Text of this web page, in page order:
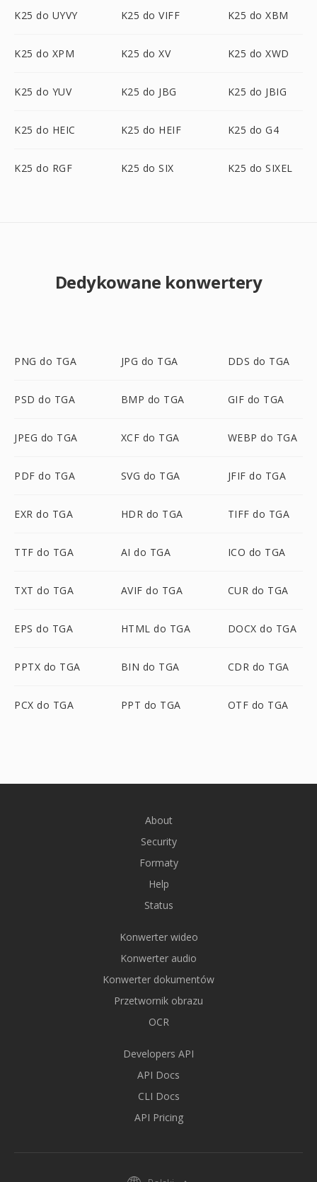
K25 do UYVY K25 do VIFF K25 do XBM
K25 do XPM K25 do XV K25 do XWD
K25 do YUV K25 do JBG K25 do JBIG
K25 do HEIC K25 do HEIF K25 do G4
K25 do RGF K25 do SIX K25 do SIXEL
Dedykowane konwertery
PNG do TGA JPG do TGA DDS do TGA
PSD do TGA BMP do TGA GIF do TGA
JPEG do TGA XCF do TGA WEBP do TGA
PDF do TGA SVG do TGA JFIF do TGA
EXR do TGA HDR do TGA TIFF do TGA
TTF do TGA AI do TGA ICO do TGA
TXT do TGA AVIF do TGA CUR do TGA
EPS do TGA HTML do TGA DOCX do TGA
PPTX do TGA BIN do TGA CDR do TGA
PCX do TGA PPT do TGA OTF do TGA
About
Security
Formaty
Help
Status
Konwerter wideo
Konwerter audio
Konwerter dokumentów
Przetwornik obrazu
OCR
Developers API
API Docs
CLI Docs
API Pricing